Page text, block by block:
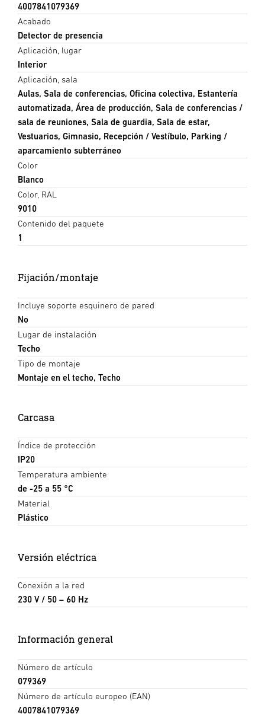
4007841079369
Acabado
Detector de presencia
Aplicación, lugar
Interior
Aplicación, sala
Aulas, Sala de conferencias, Oficina colectiva, Estantería
automatizada, Área de producción, Sala de conferencias /
sala de reuniones, Sala de guardia, Sala de estar,
Vestuarios, Gimnasio, Recepción / Vestíbulo, Parking /
aparcamiento subterráneo
Color
Blanco
Color, RAL
9010
Contenido del paquete
1
Fijación/montaje
Incluye soporte esquinero de pared
No
Lugar de instalación
Techo
Tipo de montaje
Montaje en el techo, Techo
Carcasa
Índice de protección
IP20
Temperatura ambiente
de -25 a 55 °C
Material
Plástico
Versión eléctrica
Conexión a la red
230 V / 50 – 60 Hz
Información general
Número de artículo
079369
Número de artículo europeo (EAN)
4007841079369